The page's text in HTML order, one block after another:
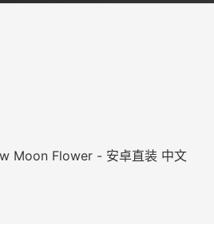
Moon Flower - 安卓直装 中文